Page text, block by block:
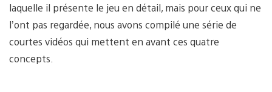
laquelle il présente le jeu en détail, mais pour ceux qui ne
l’ont pas regardée, nous avons compilé une série de
courtes vidéos qui mettent en avant ces quatre
concepts.